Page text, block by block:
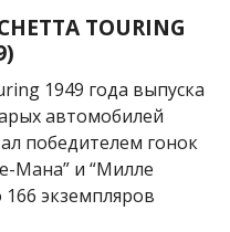
TOURING
1949 года выпуска
автомобилей
победителем гонок
Мана” и “Милле
экземпляров